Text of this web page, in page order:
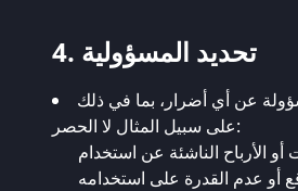
4. تحديد المسؤولية
عن أي أضرار، بما في ذلك
على سبيل المثال لا الحصر:
أو الأرباح الناشئة عن استخدام